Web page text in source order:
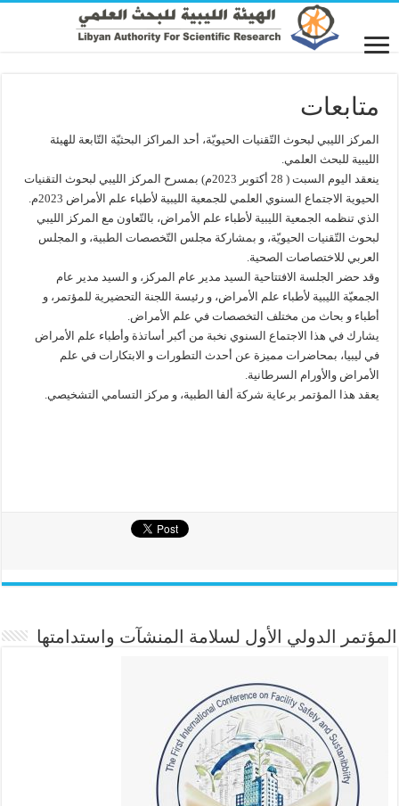
متابعات
المركز الليبي لبحوث التّقنيات الحيويّة، أحد المراكز البحثيّة التّابعة للهيئة
الليبية للبحث العلمي.
ينعقد اليوم السبت ( 28 أكتوبر 2023م) بمسرح المركز الليبي لبحوث التقنيات
الحيوية الاجتماع السنوي العلمي للجمعية الليبية لأطباء علم الأمراض 2023م.
الذي تنظمه الجمعية الليبية لأطباء علم الأمراض، بالتّعاون مع المركز الليبي
لبحوث التّقنيات الحيويّة، و بمشاركة مجلس التّخصصات الطبية، و المجلس
العربي للاختصاصات الصحية.
وقد حضر الجلسة الافتتاحية السيد مدير عام المركز، و السيد مدير عام
الجمعيّة الليبية لأطباء علم الأمراض، و رئيسة اللجنة التحضيرية للمؤتمر، و
أطباء و بحاث من مختلف التخصصات في علم الأمراض.
يشارك في هذا الاجتماع السنوي نخبة من أكبر أساتذة وأطباء علم الأمراض
في ليبيا، بمحاضرات مميزة عن أحدث التطورات و الابتكارات في علم
الأمراض والأورام السرطانية.
يعقد هذا المؤتمر برعاية شركة ألفا الطبية، و مركز التسامي التشخيصي.
المؤتمر الدولي الأول لسلامة المنشآت واستدامتها